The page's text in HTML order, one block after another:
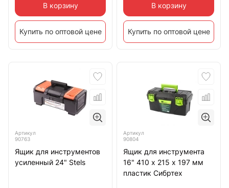
В корзину
Купить по оптовой цене
В корзину
Купить по оптовой цене
Артикул
90763
Ящик для инструментов
усиленный 24" Stels
Артикул
90804
Ящик для инструмента
16" 410 х 215 х 197 мм
пластик Сибртех